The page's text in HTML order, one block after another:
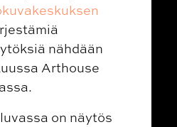
nähdään
Arthouse
on näytös